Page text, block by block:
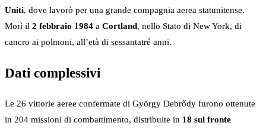
Uniti, dove lavorò per una grande compagnia aerea statunitense.
Morì il 2 febbraio 1984 a Cortland, nello Stato di New York, di
cancro ai polmoni, all’età di sessantatré anni.
Dati complessivi
Le 26 vittorie aeree confermate di György Debrődy furono ottenute
in 204 missioni di combattimento, distribuite in 18 sul fronte